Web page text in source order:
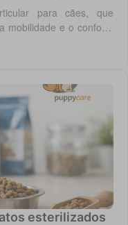
para cães, que
mobilidade e o conforto
esterilizados